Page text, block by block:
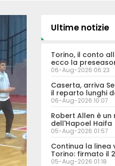
Ultime notizie
Torino, il conto
ecco la
06-Aug-2026 06:23
Caserta, arriva
il reparto lunghi
06-Aug-2026 10:07
Robert Allen è
dell'Hapoel
05-Aug-2026 01:57
Continua la linea
Torino: firmato il
05-Aug-2026 01:18